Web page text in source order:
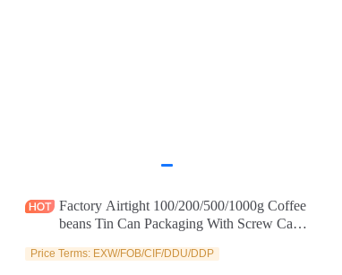
Factory Airtight 100/200/500/1000g Coffee
beans Tin Can Packaging With Screw Cap
Box For Wholesale
Price Terms: EXW/FOB/CIF/DDU/DDP